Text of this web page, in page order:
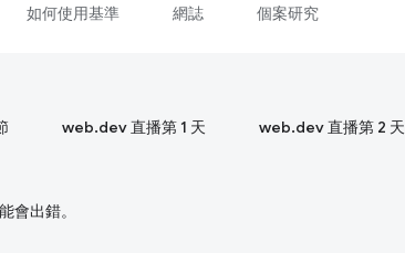
如何使用基準 網誌 個案研究
web.dev 直播第 1 天 web.dev 直播第 2 天
會出錯。